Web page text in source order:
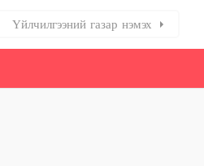
Үйлчилгээний газар нэмэх